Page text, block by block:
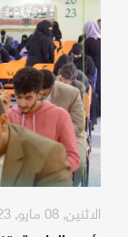
الاثنين, 08 مايو, 2023